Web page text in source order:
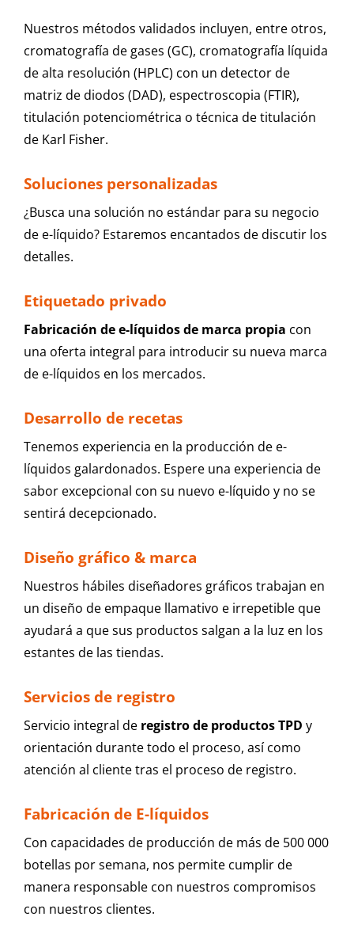
Nuestros métodos validados incluyen, entre otros,
cromatografía de gases (GC), cromatografía líquida
de alta resolución (HPLC) con un detector de
matriz de diodos (DAD), espectroscopia (FTIR),
titulación potenciométrica o técnica de titulación
de Karl Fisher.
Soluciones personalizadas
¿Busca una solución no estándar para su negocio
de e-líquido? Estaremos encantados de discutir los
detalles.
Etiquetado privado
Fabricación de e-líquidos de marca propia con
una oferta integral para introducir su nueva marca
de e-líquidos en los mercados.
Desarrollo de recetas
Tenemos experiencia en la producción de e-
líquidos galardonados. Espere una experiencia de
sabor excepcional con su nuevo e-líquido y no se
sentirá decepcionado.
Diseño gráfico & marca
Nuestros hábiles diseñadores gráficos trabajan en
un diseño de empaque llamativo e irrepetible que
ayudará a que sus productos salgan a la luz en los
estantes de las tiendas.
Servicios de registro
Servicio integral de registro de productos TPD y
orientación durante todo el proceso, así como
atención al cliente tras el proceso de registro.
Fabricación de E-líquidos
Con capacidades de producción de más de 500 000
botellas por semana, nos permite cumplir de
manera responsable con nuestros compromisos
con nuestros clientes.